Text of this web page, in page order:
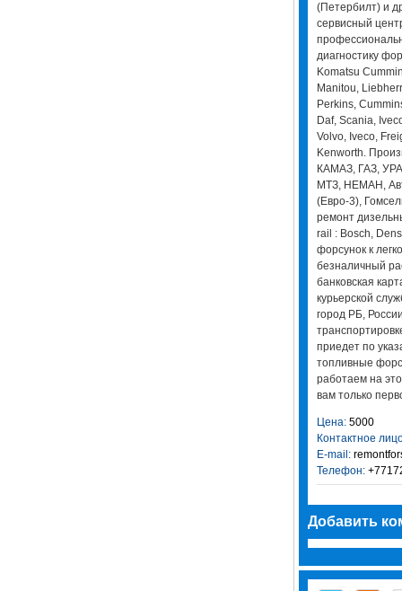
(Петербилт) и
сервисный
диагностику
Komatsu
Manitou,
Perkins,
Daf, Scania,
Volvo, Iveco,
Kenworth.
КАМАЗ, ГАЗ,
МТЗ, НЕМАН,
(Евро-3),
ремонт
rail : Bosch,
форсунок к
безналичный
банковская
курьерской
город РБ,
приедет по
топливные
работаем на
вам только
Цена:5000
Контактное
E-mail:
Телефон:
Добавить